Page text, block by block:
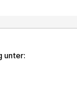
unter: